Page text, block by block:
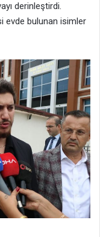
derinleştirdi.
evde bulunan isimler